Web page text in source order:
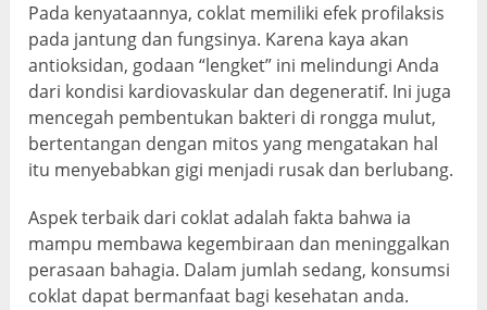
Pada kenyataannya, coklat memiliki efek profilaksis
pada jantung dan fungsinya. Karena kaya akan
antioksidan, godaan “lengket” ini melindungi Anda
dari kondisi kardiovaskular dan degeneratif. Ini juga
mencegah pembentukan bakteri di rongga mulut,
bertentangan dengan mitos yang mengatakan hal
itu menyebabkan gigi menjadi rusak dan berlubang.
Aspek terbaik dari coklat adalah fakta bahwa ia
mampu membawa kegembiraan dan meninggalkan
perasaan bahagia. Dalam jumlah sedang, konsumsi
coklat dapat bermanfaat bagi kesehatan anda.